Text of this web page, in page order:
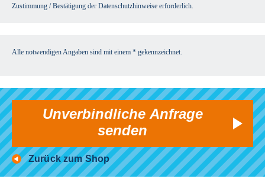
Zustimmung / Bestätigung der Datenschutzhinweise erforderlich.
Alle notwendigen Angaben sind mit einem * gekennzeichnet.
Zurück zum Shop
Unverbindliche Anfrage
senden